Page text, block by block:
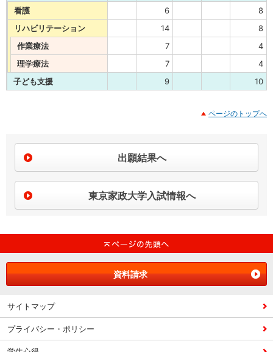
看護
6
8
リハビリテーション
14
8
作業療法
7
4
理学療法
7
4
子ども支援
9 10
ページのトップへ
出願結果へ
東京家政大学入試情報へ
資料請求
サイトマップ
プライバシー・ポリシー